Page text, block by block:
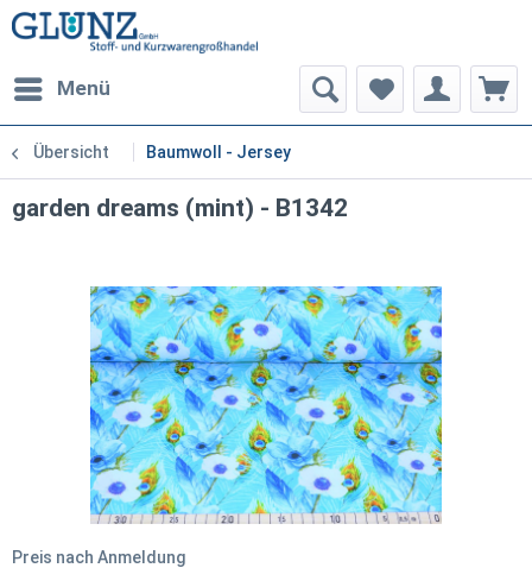
Menü
Übersicht Baumwoll - Jersey
garden dreams (mint) - B1342
Preis nach Anmeldung